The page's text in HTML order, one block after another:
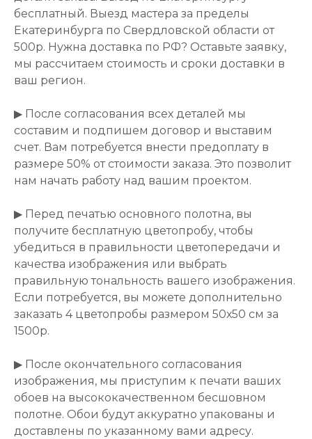
бесплатный. Выезд мастера за пределы
Екатеринбурга по Свердловской области от
500р. Нужна доставка по РФ? Оставьте заявку,
мы рассчитаем стоимость и сроки доставки в
ваш регион.
▶ После согласования всех деталей мы
составим и подпишем договор и выставим
счет. Вам потребуется внести предоплату в
размере 50% от стоимости заказа. Это позволит
нам начать работу над вашим проектом.
▶ Перед печатью основного полотна, вы
получите бесплатную цветопробу, чтобы
убедиться в правильности цветопередачи и
качества изображения или выбрать
правильную тональность вашего изображения.
Если потребуется, вы можете дополнительно
заказать 4 цветопробы размером 50х50 см за
1500р.
▶ После окончательного согласования
изображения, мы приступим к печати ваших
обоев на высококачественном бесшовном
полотне. Обои будут аккуратно упакованы и
доставлены по указанному вами адресу.